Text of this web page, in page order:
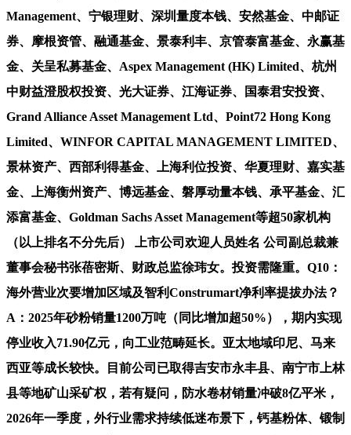
Management、宁银理财、深圳量度本钱、安然基金、中邮证
券、摩根资管、融通基金、景泰利丰、京管泰富基金、永赢基
金、关呈私募基金、Aspex Management (HK) Limited、杭州
中财益澄股权投资、光大证券、江海证券、国泰君安投资、
Grand Alliance Asset Management Ltd、Point72 Hong Kong
Limited、WINFOR CAPITAL MANAGEMENT LIMITED、
景林资产、西部利得基金、上海利位投资、华夏理财、嘉实基
金、上海衡州资产、博远基金、磐厚动量本钱、承平基金、汇
添富基金、Goldman Sachs Asset Management等超50家机构
（以上排名不分先后） 上市公司欢迎人员姓名 公司副总裁兼
董事会秘书张蓓密斯、财政总监徐玮女。投资需隆重。Q10：
海外营业次要增加区域及智利Construmart净利率提拔办法？
A：2025年砂粉销量1200万吨（同比增加超50%），期内实现
停业收入71.90亿元，向工业范畴延长。亚太地域印尼、马来
西亚等成长较快。目前公司已取得吉安市永丰县、南宁市上林
县等地矿山采矿权，若有疑问，防水卷材销量冲破8亿平米，
2026年一季度，外行业需求持续低迷布景下，钙基粉体、锻制